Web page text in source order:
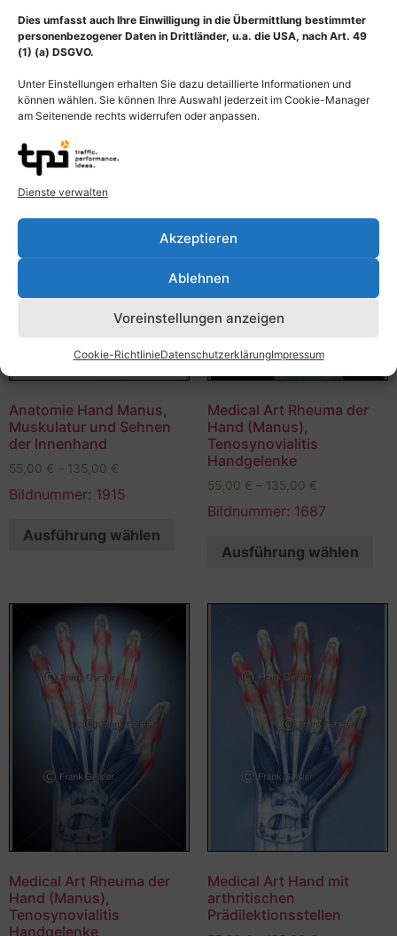
Dies umfasst auch Ihre Einwilligung in die Übermittlung bestimmter
personenbezogener Daten in Drittländer, u.a. die USA, nach Art. 49
(1) (a) DSGVO.
Unter Einstellungen erhalten Sie dazu detaillierte Informationen und
können wählen. Sie können Ihre Auswahl jederzeit im Cookie-Manager
am Seitenende rechts widerrufen oder anpassen.
Dienste verwalten
Akzeptieren
Ablehnen
Voreinstellungen anzeigen
Cookie-RichtlinieDatenschutzerklärungImpressum
55,00€–135,00€
Bildnummer: 3508
Ausführung wählen
55,00€–135,00€
Bildnummer: 2438
Ausführung wählen
Anatomie Hand Manus,
Muskulatur und Sehnen
der Innenhand
55,00 € – 135,00 €
Bildnummer: 1915
Ausführung wählen
Medical Art Rheuma der
Hand (Manus),
Tenosynovialitis
Handgelenke
55,00 € – 135,00 €
Bildnummer: 1687
Ausführung wählen
Medical Art Rheuma der
Hand (Manus),
Tenosynovialitis
Handgelenke
Medical Art Hand mit
arthritischen
Prädilektionsstellen